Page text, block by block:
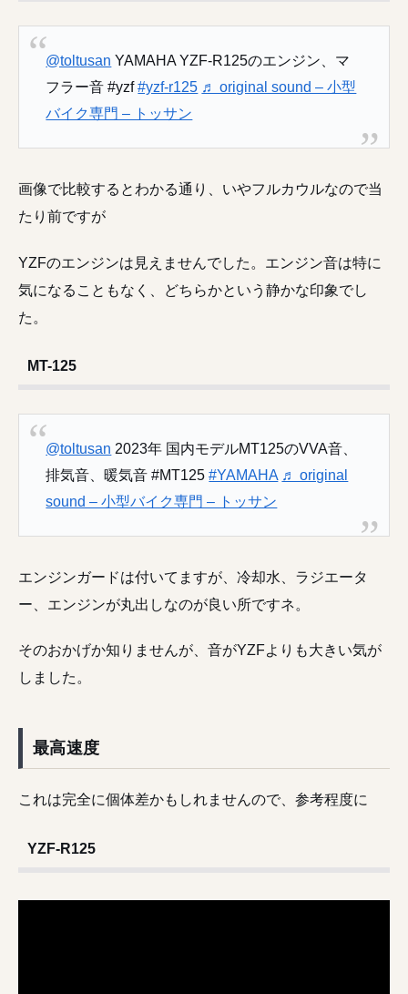
@toltusan YAMAHA YZF-R125のエンジン、マ
フラー音 #yzf#yzf-r125 ♬ original sound – 小型
バイク専門 – トッサン
画像で比較するとわかる通り、いやフルカウルなので当
たり前ですが
YZFのエンジンは見えませんでした。エンジン音は特に
気になることもなく、どちらかという静かな印象でし
た。
MT-125
@toltusan 2023年 国内モデルMT125のVVA音、
排気音、暖気音 #MT125#YAMAHA ♬ original
sound – 小型バイク専門 – トッサン
エンジンガードは付いてますが、冷却水、ラジエータ
ー、エンジンが丸出しなのが良い所ですネ。
そのおかげか知りませんが、音がYZFよりも大きい気が
しました。
最高速度
これは完全に個体差かもしれませんので、参考程度に
YZF-R125